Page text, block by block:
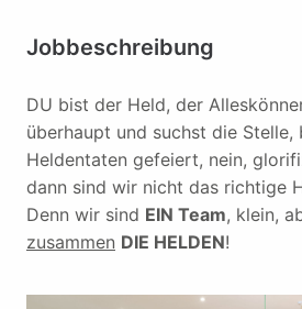
Jobbeschreibung
DU bist der Held, der
überhaupt und suchst die Stelle,
Heldentaten gefeiert, nein,
dann sind wir nicht das richtige
Denn wir sind EIN Team, klein,
zusammen DIE HELDEN!